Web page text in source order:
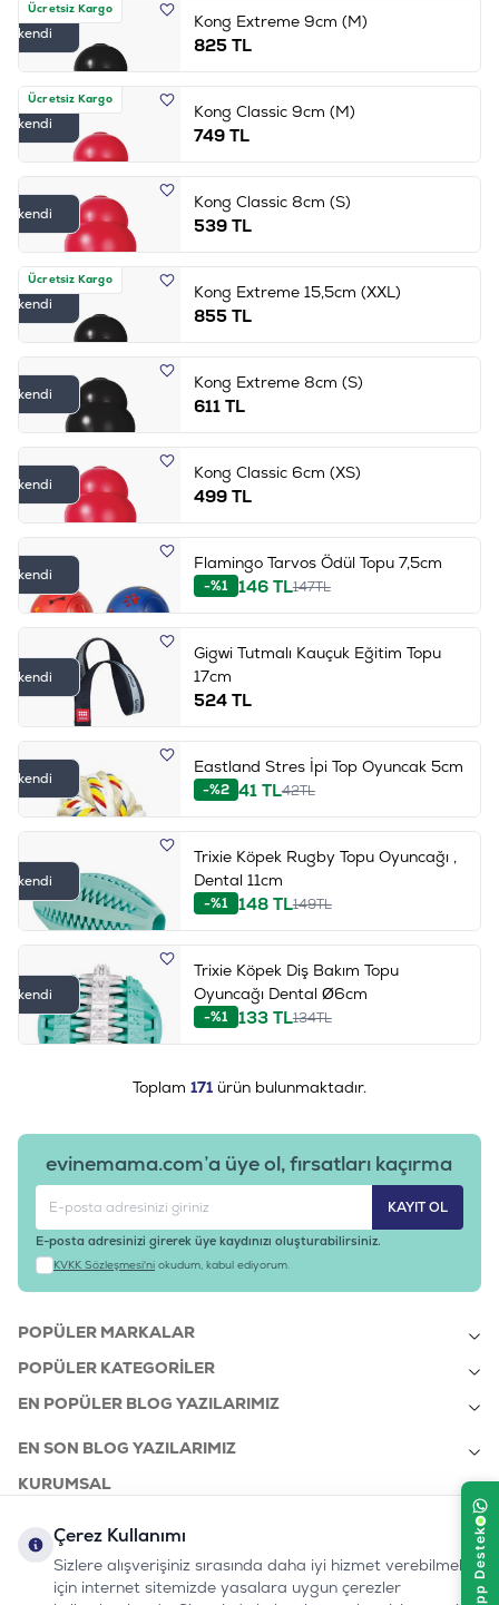
Ücretsiz Kargo
Tükendi
Kong Extreme 9cm (M)
825TL
Ücretsiz Kargo
Tükendi
Kong Classic 9cm (M)
749TL
Tükendi
Kong Classic 8cm (S)
539TL
Ücretsiz Kargo
Tükendi
Kong Extreme 15,5cm (XXL)
855TL
Tükendi
Kong Extreme 8cm (S)
611TL
Tükendi
Kong Classic 6cm (XS)
499TL
Tükendi
Flamingo Tarvos Ödül Topu 7,5cm
-%1 146TL147TL
Tükendi
Gigwi Tutmalı Kauçuk Eğitim Topu
17cm
524TL
Tükendi
Eastland Stres İpi Top Oyuncak 5cm
-%2 41TL42TL
Tükendi
Trixie Köpek Rugby Topu Oyuncağı ,
Dental 11cm
-%1 148TL149TL
Tükendi
Trixie Köpek Diş Bakım Topu
Oyuncağı Dental Ø6cm
-%1 133TL134TL
Toplam 171 ürün bulunmaktadır.
evinemama.com’a üye ol, fırsatları kaçırma
KAYIT OL
E-posta adresinizi girerek üye kaydınızı oluşturabilirsiniz.
KVKK Sözleşmesi'ni okudum, kabul ediyorum.
POPÜLER MARKALAR
POPÜLER KATEGORILER
EN POPÜLER BLOG YAZILARIMIZ
EN SON BLOG YAZILARIMIZ
KURUMSAL
bizi takip edin:
Instagram
Youtube
TiktokFacebook
Linkedin
www.evinemama.com
0232 7000 212
%100 MUTLU
MÜŞTERI HATTI
Çerez Kullanımı
Sizlere alışverişiniz sırasında daha iyi hizmet verebilmek
için internet sitemizde yasalara uygun çerezler